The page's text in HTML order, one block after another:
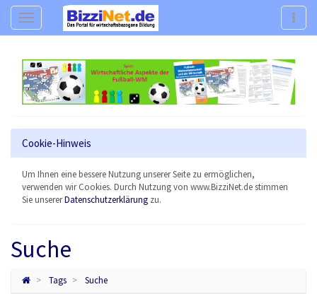
Navigation
Cookie-Hinweis
Um Ihnen eine bessere Nutzung unserer Seite zu ermöglichen,
verwenden wir Cookies. Durch Nutzung von www.BizziNet.de stimmen
Sie unsererDatenschutzerklärung zu.
Suche
Tags Suche